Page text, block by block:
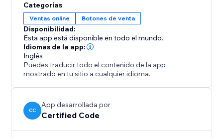
Categorías
Ventas online Botones de venta
Disponibilidad:
Esta app está disponible en todo el mundo.
Idiomas de la app:
Inglés
Puedes traducir todo el contenido de la app
mostrado en tu sitio a cualquier idioma.
CC
App desarrollada por
Certified Code